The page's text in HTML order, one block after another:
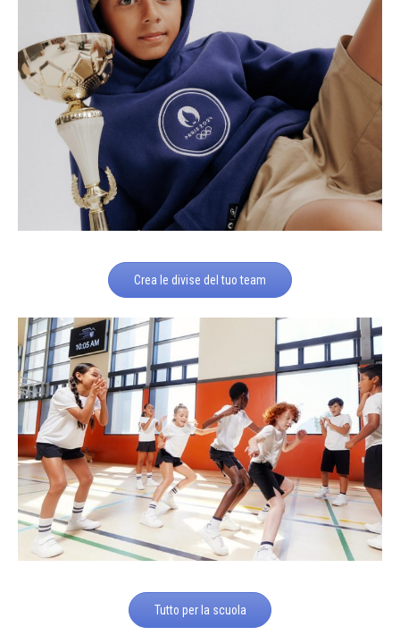
Crea le divise del tuo team
Tutto per la scuola